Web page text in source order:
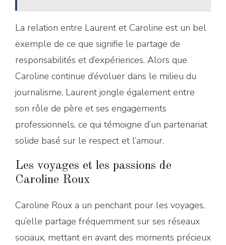
La relation entre Laurent et Caroline est un bel
exemple de ce que signifie le partage de
responsabilités et d’expériences. Alors que
Caroline continue d’évoluer dans le milieu du
journalisme, Laurent jongle également entre
son rôle de père et ses engagements
professionnels, ce qui témoigne d’un partenariat
solide basé sur le respect et l’amour.
Les voyages et les passions de
Caroline Roux
Caroline Roux a un penchant pour les voyages,
qu’elle partage fréquemment sur ses réseaux
sociaux, mettant en avant des moments précieux